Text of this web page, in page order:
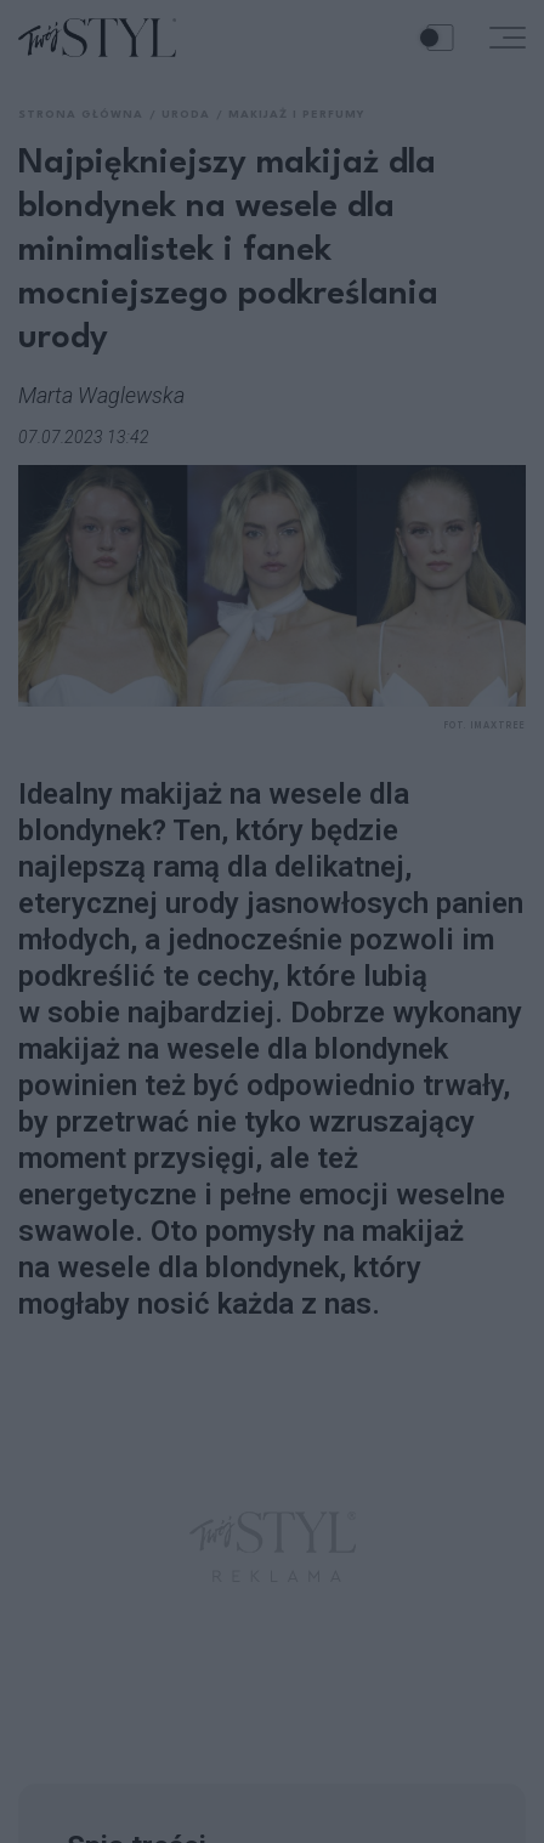
Najpiękniejszy makijaż dla
blondynek na wesele dla
minimalistek i fanek
mocniejszego podkreślania
urody
Marta Waglewska
07.07.2023 13:42
Idealny makijaż na wesele dla
blondynek? Ten, który będzie
najlepszą ramą dla delikatnej,
eterycznej urody jasnowłosych panien
młodych, a jednocześnie pozwoli im
podkreślić te cechy, które lubią
w sobie najbardziej. Dobrze wykonany
makijaż na wesele dla blondynek
powinien też być odpowiednio trwały,
by przetrwać nie tyko wzruszający
moment przysięgi, ale też
energetyczne i pełne emocji weselne
swawole. Oto pomysły na makijaż
na wesele dla blondynek, który
mogłaby nosić każda z nas.